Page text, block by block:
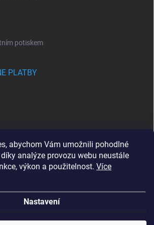
abychom Vám umožnili pohodlné
analýze provozu webu neustále
výkon a použitelnost. Více
Nastavení
potiskem
PLATBY